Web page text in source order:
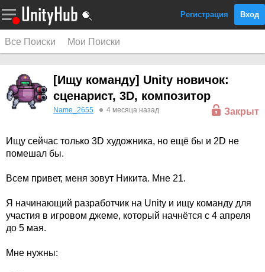
Регистрация Вход
Все Поиски Мои Поиски
[Ищу команду] Unity новичок:
сценарист, 3D, композитор
Закрыт
Name_2655 4 месяца назад
Ищу сейчас только 3D художника, но ещё бы и 2D не
помешал бы.
Всем привет, меня зовут Никита. Мне 21.
Я начинающий разработчик на Unity и ищу команду для
участия в игровом джеме, который начнётся с 4 апреля
до 5 мая.
Мне нужны: